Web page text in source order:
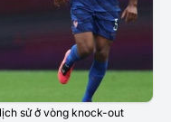
sử ở vòng knock-out